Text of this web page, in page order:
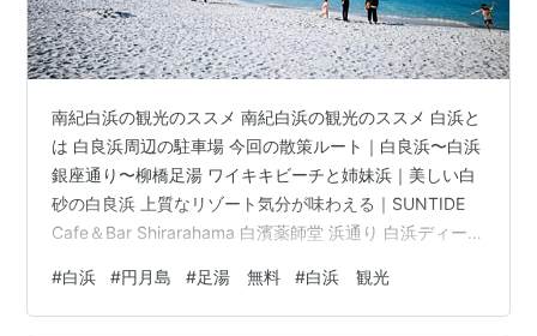
南紀白浜の観光のススメ 南紀白浜の観光のススメ 白浜と
は 白良浜周辺の駐車場 今回の散策ルート｜白良浜〜白浜
銀座通り〜柳橋足湯 ワイキキビーチと姉妹浜｜美しい白
砂の白良浜 上質なリゾート気分が味わえる｜SUNTIDE
Cafe＆Bar Shirarahama 白濱薬師堂 浜通り 白浜ディープ
ら漂うカレーとコーヒーの香り｜九十九別邸 豆の湯 ハワ
イ発ストリートアートプロジェクト｜JAPAN WALLS 山
#白浜 #円月島 #足湯 無料 #白浜 観光